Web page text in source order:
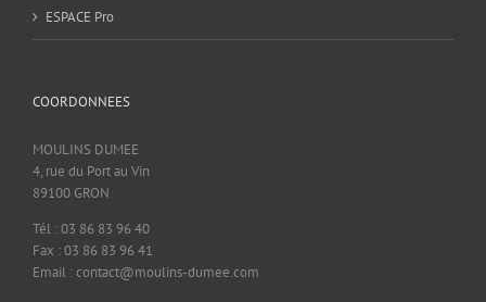
ESPACE Pro
COORDONNEES
MOULINS DUMEE
4, rue du Port au Vin
89100 GRON
Tél : 03 86 83 96 40
Fax : 03 86 83 96 41
Email : contact@moulins-dumee.com